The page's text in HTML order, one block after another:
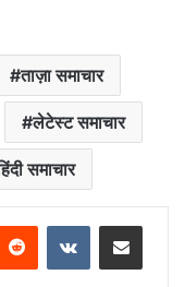
ताज़ा समाचार
लेटेस्ट समाचार
समाचार
Reddit VKontakteShare via Email